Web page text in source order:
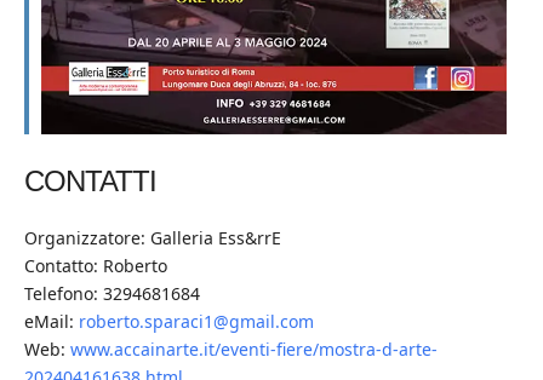
CONTATTI
Organizzatore: Galleria Ess&rrE
Contatto: Roberto
Telefono: 3294681684
eMail: roberto.sparaci1@gmail.com
Web: www.accainarte.it/eventi-fiere/mostra-d-arte-